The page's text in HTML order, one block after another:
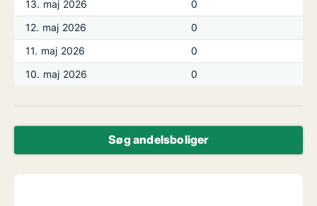
13. maj 2026
0
12. maj 2026
0
11. maj 2026
0
10. maj 2026
0
Søg andelsboliger